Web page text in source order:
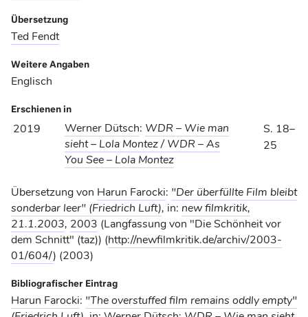
Übersetzung
Ted Fendt
Weitere Angaben
Englisch
Erschienen in
2019 Werner Dütsch: WDR – Wie man
sieht – Lola Montez / WDR – As
You See – Lola Montez
S. 18–
25
Übersetzung von Harun Farocki: "Der überfüllte Film bleibt
sonderbar leer" (Friedrich Luft), in: new filmkritik,
21.1.2003, 2003 (Langfassung von "Die Schönheit vor
dem Schnitt" (taz)) (http://newfilmkritik.de/archiv/2003-
01/604/) (2003)
Bibliografischer Eintrag
Harun Farocki: "The overstuffed film remains oddly empty"